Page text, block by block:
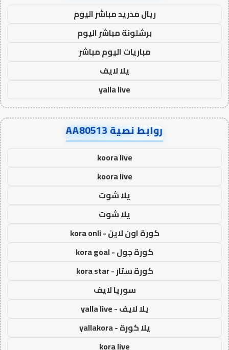
ريال مدريد مباشر اليوم
برشلونة مباشر اليوم
مباريات اليوم مباشر
يلا لايف
yalla live
روابط نصية AA80513
koora live
koora live
يلا شوت
يلا شوت
كورة اون لاين - kora onli
كورة جول - kora goal
كورة ستار - kora star
سوريا لايف
يلا لايف - yalla live
يلا كورة - yallakora
kora live